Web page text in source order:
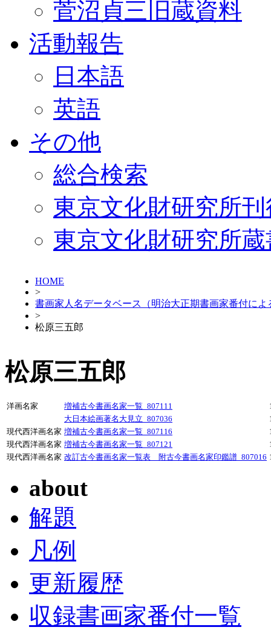
菅沼貞三旧蔵資料
活動報告
日本語
英語
その他
総合検索
東京文化財研究所
東京文化財研究所
HOME
>
書画家人名データベース（明治大正期書画家番付によ
>
松原三五郎
松原三五郎
洋画名家 増補古今書画名家一覧_807111
大日本絵画著名大見立_807036
現代西洋画名家 増補古今書画名家一覧_807116
現代西洋画名家 増補古今書画名家一覧_807121
現代西洋画名家 改訂古今書画名家一覧表 附古今書画名家印鑑譜_807016
about
解題
凡例
更新履歴
収録書画家番付一覧